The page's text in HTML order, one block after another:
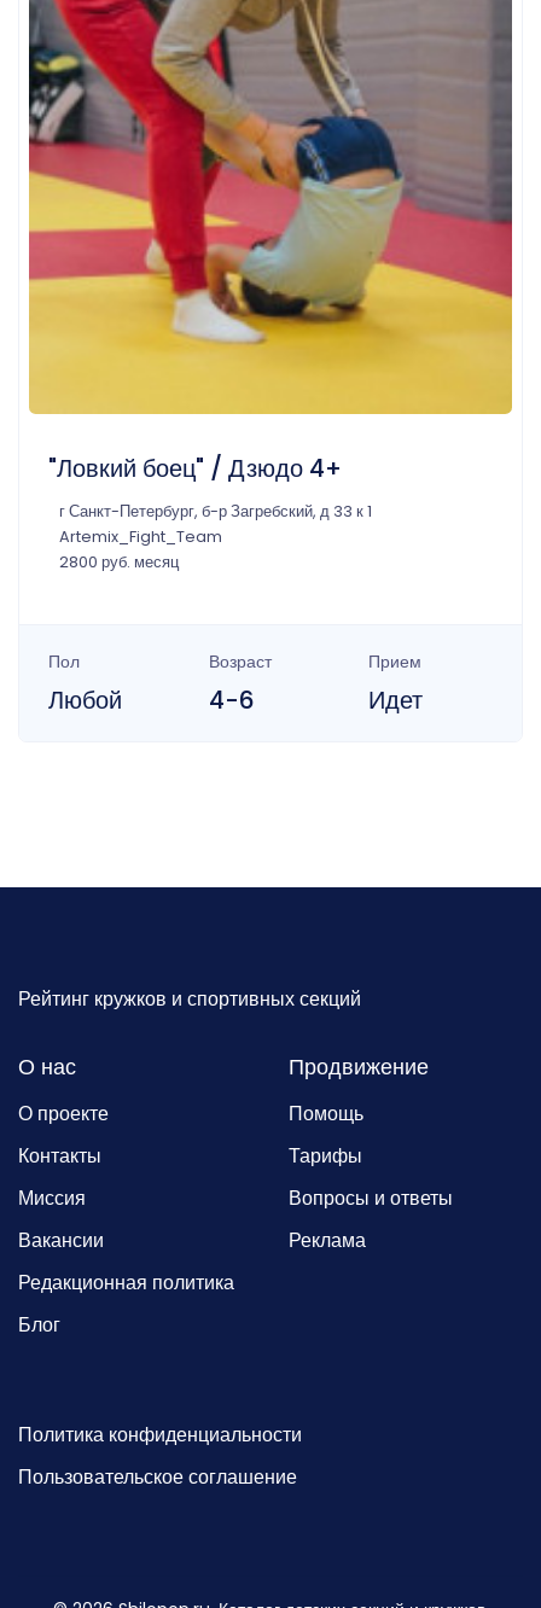
"Ловкий боец" / Дзюдо 4+
г Санкт-Петербург, б-р Загребский, д 33 к 1
Artemix_Fight_Team
2800 руб. месяц
Пол
Любой
Возраст
4-6
Прием
Идет
Рейтинг кружков и спортивных секций
О нас
О проекте
Контакты
Миссия
Вакансии
Редакционная политика
Блог
Продвижение
Помощь
Тарифы
Вопросы и ответы
Реклама
Политика конфиденциальности
Пользовательское соглашение